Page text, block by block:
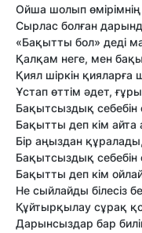
Ойша шолып
Сырлас болған
«Бақытты бол» деді
Қалқам неге, мен
Қиял шіркін
Ұстап өттім әдет,
Бақытсыздық себебін
Бақытты деп кім
Бір аңыздан
Бақытсыздық себебін
Бақытты деп кім
Не сыйлайды білесіз
Құйтырқылау сұрақ
Дарынсыздар бар